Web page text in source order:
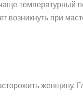
температурный
возникнуть при
женщину.